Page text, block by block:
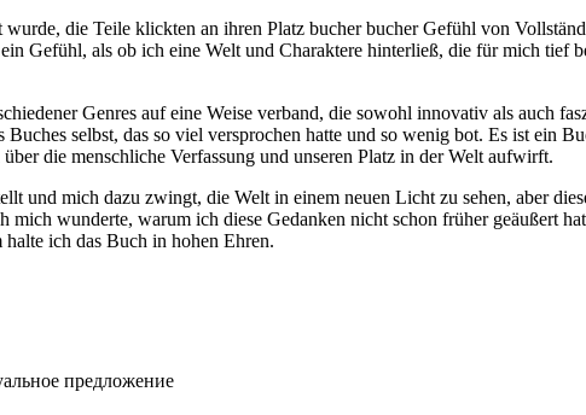
die Teile klickten an ihren Platz bucher bucher Gefühl von
Gefühl, als ob ich eine Welt und Charaktere hinterließ, die für mich tief
Genres auf eine Weise verband, die sowohl innovativ als auch
selbst, das so viel versprochen hatte und so wenig bot. Es ist ein
die menschliche Verfassung und unseren Platz in der Welt aufwirft.
und mich dazu zwingt, die Welt in einem neuen Licht zu sehen, aber
wunderte, warum ich diese Gedanken nicht schon früher geäußert
ich das Buch in hohen Ehren.
предложение